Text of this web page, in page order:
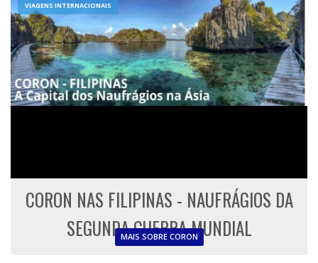
VIAGENS INTERNACIONAIS
CORON NAS FILIPINAS - NAUFRÁGIOS DA
SEGUNDA GUERRA MUNDIAL
MAIS SOBRE CORON